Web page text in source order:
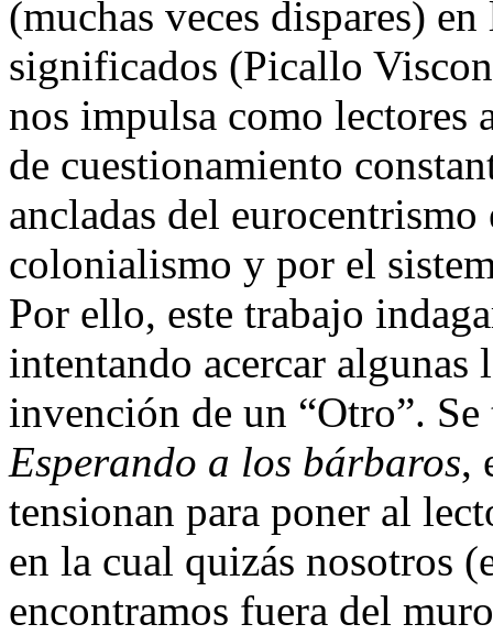
(muchas veces dispares)
significados (Picallo
nos impulsa como lectores
de cuestionamiento
ancladas del
colonialismo y por el
Por ello, este trabajo
intentando acercar algunas
invención de un “Otro”.
Esperando a los bárbaros,
tensionan para poner al
en la cual quizás nosotros
encontramos fuera del